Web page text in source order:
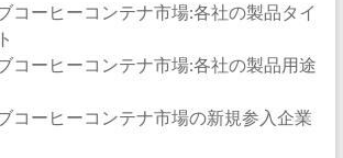
コーヒーコンテナ市場:各社の製品タイ
コーヒーコンテナ市場:各社の製品用途
コーヒーコンテナ市場の新規参入企業